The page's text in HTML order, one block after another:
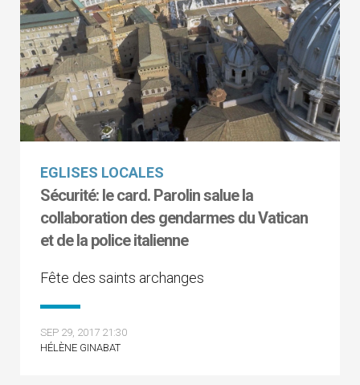
EGLISES LOCALES
Sécurité: le card. Parolin salue la
collaboration des gendarmes du Vatican
et de la police italienne
Fête des saints archanges
SEP 29, 2017 21:30
HÉLÈNE GINABAT